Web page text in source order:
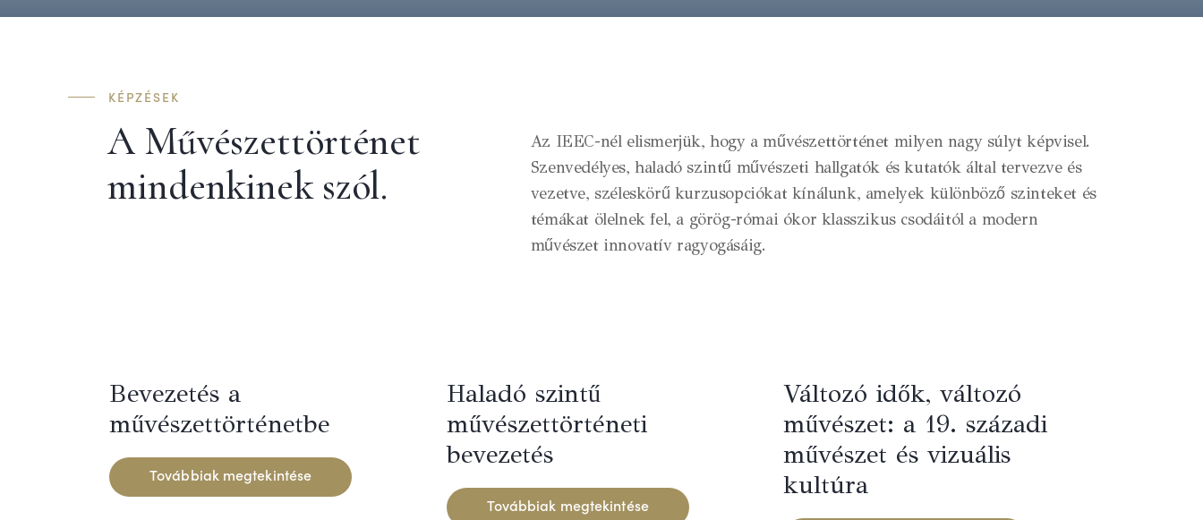
KÉPZÉSEK
A Művészettörténet
mindenkinek szól.
Az IEEC-nél elismerjük, hogy a művészettörténet milyen nagy súlyt képvisel.
Szenvedélyes, haladó szintű művészeti hallgatók és kutatók által tervezve és
vezetve, széleskörű kurzusopciókat kínálunk, amelyek különböző szinteket és
témákat ölelnek fel, a görög-római ókor klasszikus csodáitól a modern
művészet innovatív ragyogásáig.
Bevezetés a
művészettörténetbe
Továbbiak megtekintése
Haladó szintű
művészettörténeti
bevezetés
Továbbiak megtekintése
Változó idők, változó
művészet: a 19. századi
művészet és vizuális
kultúra